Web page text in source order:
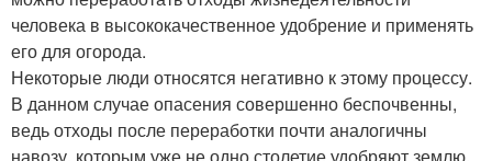
человека в высококачественное удобрение и применять
его для огорода.
Некоторые люди относятся негативно к этому процессу.
В данном случае опасения совершенно беспочвенны,
ведь отходы после переработки почти аналогичны
навозу, которым уже не одно столетие удобряют землю.